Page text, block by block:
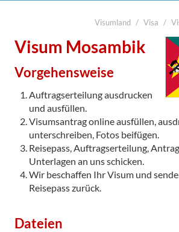

Legalisierung
Visa
Übersetzung
Notarabschriften
Kurier
Kontakt
Visumland Visa
Visum Mosambik
Vorgehensweise
Auftragserteilung ausdrucken
und ausfüllen.
Visumsantrag online ausfüllen,
unterschreiben, Fotos beifügen.
Reisepass, Auftragserteilung,
Unterlagen an uns schicken.
Wir beschaffen Ihr Visum und
Reisepass zurück.
Dateien